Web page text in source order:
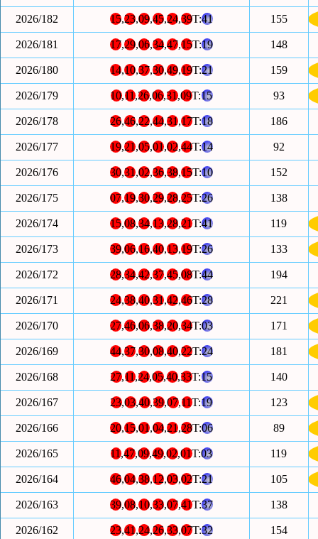
2026/182 15,23,09,45,24,39T:41 155
2026/181 17,29,06,34,47,15T:19 148
2026/180 14,10,37,30,49,19T:21 159
2026/179 10,11,26,06,31,09T:15 93
2026/178 26,46,22,44,31,17T:18 186
2026/177 19,21,05,01,02,44T:14 92
2026/176 30,31,02,36,38,15T:10 152
2026/175 07,19,30,29,28,25T:26 138
2026/174 15,08,34,13,28,21T:41 119
2026/173 39,06,16,40,13,19T:26 133
2026/172 28,34,42,37,45,08T:44 194
2026/171 24,38,40,31,42,46T:28 221
2026/170 27,46,06,38,20,34T:03 171
2026/169 44,37,30,08,40,22T:24 181
2026/168 27,11,24,05,40,33T:15 140
2026/167 23,03,40,39,07,11T:19 123
2026/166 20,15,01,04,21,28T:06 89
2026/165 11,47,09,49,02,01T:03 119
2026/164 46,04,38,12,03,02T:21 105
2026/163 39,08,10,33,07,41T:37 138
2026/162 23,41,24,26,33,07T:32 154